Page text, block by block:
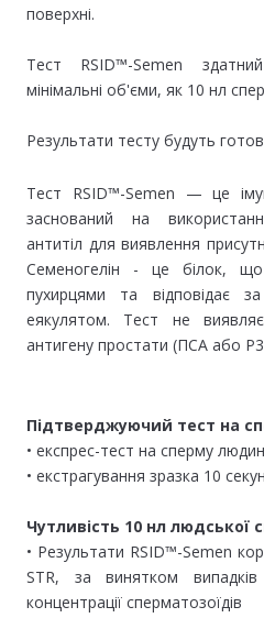
поверхні.
Тест RSID™-Semen
мінімальні об'єми, як 10 нл
Результати тесту будуть
Тест RSID™-Semen — це
заснований на
антитіл для виявлення
Семеногелін - це білок, що
пухирцями та відповідає
еякулятом. Тест не виявляє
антигену простати (ПСА або
Підтверджуючий тест на
• експрес-тест на сперму
• екстрагування зразка 10
Чутливість 10 нл людської
• Результати RSID™-Semen
STR, за винятком
концентрації сперматозоїдів